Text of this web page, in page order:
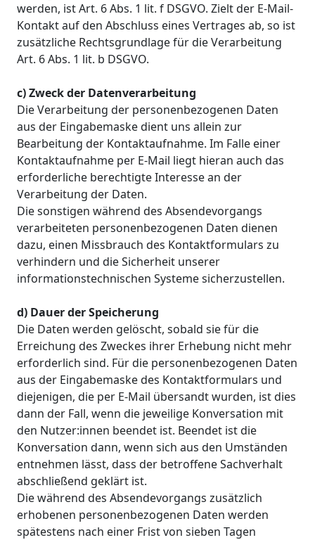
werden, ist Art. 6 Abs. 1 lit. f DSGVO. Zielt der E-Mail-
Kontakt auf den Abschluss eines Vertrages ab, so ist
zusätzliche Rechtsgrundlage für die Verarbeitung
Art. 6 Abs. 1 lit. b DSGVO.
c) Zweck der Datenverarbeitung
Die Verarbeitung der personenbezogenen Daten
aus der Eingabemaske dient uns allein zur
Bearbeitung der Kontaktaufnahme. Im Falle einer
Kontaktaufnahme per E-Mail liegt hieran auch das
erforderliche berechtigte Interesse an der
Verarbeitung der Daten.
Die sonstigen während des Absendevorgangs
verarbeiteten personenbezogenen Daten dienen
dazu, einen Missbrauch des Kontaktformulars zu
verhindern und die Sicherheit unserer
informationstechnischen Systeme sicherzustellen.
d) Dauer der Speicherung
Die Daten werden gelöscht, sobald sie für die
Erreichung des Zweckes ihrer Erhebung nicht mehr
erforderlich sind. Für die personenbezogenen Daten
aus der Eingabemaske des Kontaktformulars und
diejenigen, die per E-Mail übersandt wurden, ist dies
dann der Fall, wenn die jeweilige Konversation mit
den Nutzer:innen beendet ist. Beendet ist die
Konversation dann, wenn sich aus den Umständen
entnehmen lässt, dass der betroffene Sachverhalt
abschließend geklärt ist.
Die während des Absendevorgangs zusätzlich
erhobenen personenbezogenen Daten werden
spätestens nach einer Frist von sieben Tagen